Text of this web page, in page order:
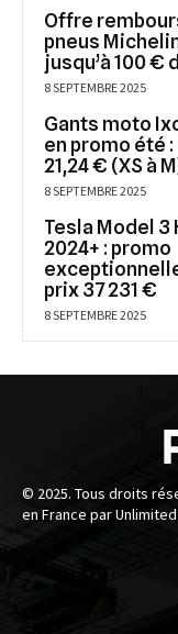
Offre
pneus
jusqu’à 100 €
8 SEPTEMBRE 2025
Gants moto
en promo été :
21,24 € (XS à
8 SEPTEMBRE 2025
Tesla Model 3
2024+ : promo
prix 37 231 €
8 SEPTEMBRE 2025
© 2025. Tous droits
en France par Unlimited